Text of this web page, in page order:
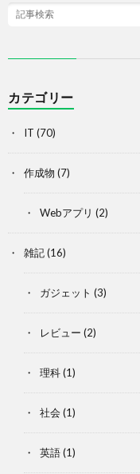
カテゴリー
IT (70)
作成物 (7)
Webアプリ (2)
雑記(16)
ガジェット (3)
レビュー (2)
理科(1)
社会 (1)
英語(1)